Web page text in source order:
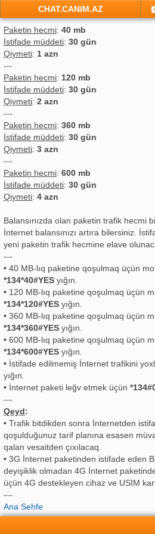
CHAT.CANIM.AZ
Paketin hecmi: 40 mb
İstifade müddeti: 30 gün
Qiymeti: 1 azn
---
Paketin hecmi: 120 mb
İstifade müddeti: 30 gün
Qiymeti: 2 azn
---
Paketin hecmi: 360 mb
İstifade müddeti: 30 gün
Qiymeti: 3 azn
---
Paketin hecmi: 600 mb
İstifade müddeti: 30 gün
Qiymeti: 4 azn
Balansınızda olan paketin trafik hecmi
İnternet balansınızı artıra bilersiniz.
yeni paketin trafik hecmine elave
---
• 40 MB-lıq paketine qoşulmaq üçün
*134*40#YES yığın.
• 120 MB-lıq paketine qoşulmaq üçün
*134*120#YES yığın.
• 360 MB-lıq paketine qoşulmaq üçün
*134*360#YES yığın.
• 600 MB-lıq paketine qoşulmaq üçün
*134*600#YES yığın.
• İstifade edilmemiş İnternet trafikini
yığın.
• İnternet paketi leğv etmek üçün
---
Qeyd:
• Trafik bitdikden sonra İnternetden
qoşulduğunuz tarif planına esasen
qalan vesaitden çıxılacaq.
• 3G İnternet paketinden istifade eden
deyişiklik olmadan 4G İnternet
üçün 4G destekleyen cihaz ve USIM
---
Ana Sehfe